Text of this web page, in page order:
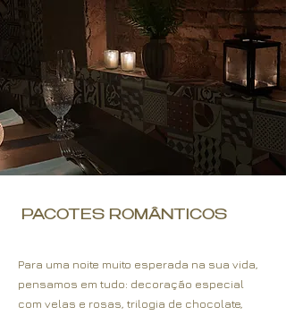
PACOTES ROMÂNTICOS
Para uma noite muito esperada na sua vida,
pensamos em tudo: decoração especial
com velas e rosas, trilogia de chocolate,